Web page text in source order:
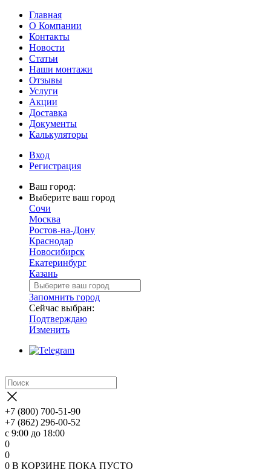
Главная
О Компании
Контакты
Новости
Статьи
Наши монтажи
Отзывы
Услуги
Акции
Доставка
Документы
Калькуляторы
Вход
Регистрация
Ваш город:
Выберите ваш город
Сочи
Москва
Ростов-на-Дону
Краснодар
Новосибирск
Екатеринбург
Казань
Запомнить город
Сейчас выбран:
Подтверждаю
Изменить
+7 (800) 700-51-90
+7 (862) 296-00-52
с 9:00 до 18:00
0
0
0 В КОРЗИНЕ ПОКА ПУСТО